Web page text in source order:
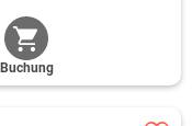
Buchung